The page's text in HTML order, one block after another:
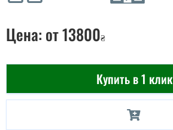
Цена: от 13800₴
Купить в 1 клик